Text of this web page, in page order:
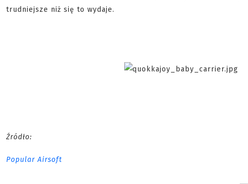
trudniejsze niż się to wydaje.
Źródło:
Popular Airsoft